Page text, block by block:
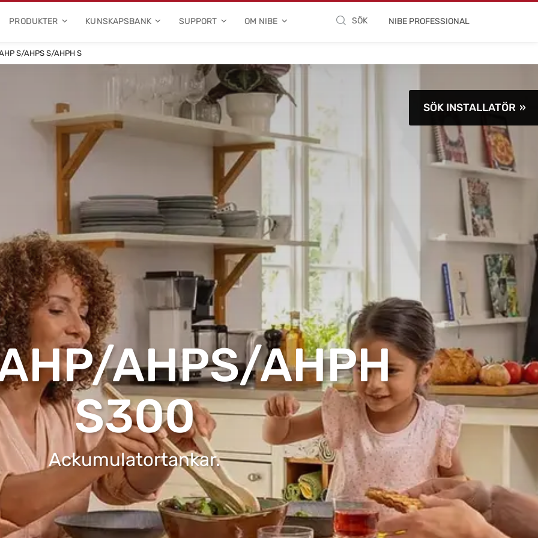
PRODUKTER KUNSKAPSBANK SUPPORT OM NIBE SÖK NIBE PROFESSIONAL
S/AHPS S/AHPH S
SÖK INSTALLATÖR
AHPS/AHPH
S300
Ackumulatortankar.